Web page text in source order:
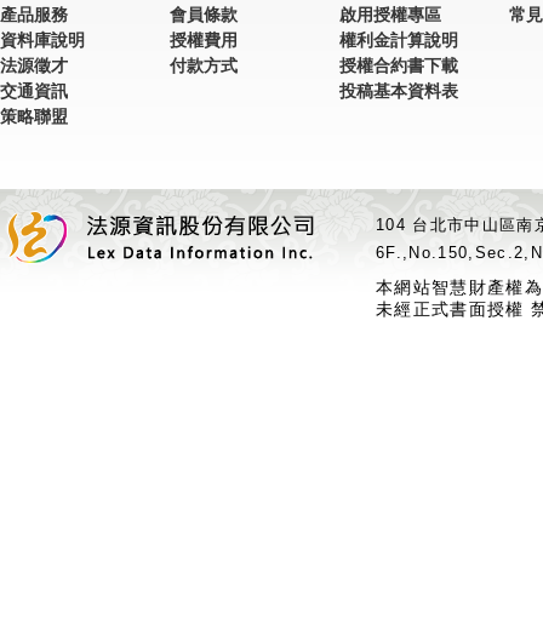
產品服務
資料庫說明
法源徵才
交通資訊
策略聯盟
會員條款
授權費用
付款方式
啟用授權專區
權利金計算說明
授權合約書下載
投稿基本資料表
常
104 台北市中山區
本網站智慧財產權
未經正式書面授權